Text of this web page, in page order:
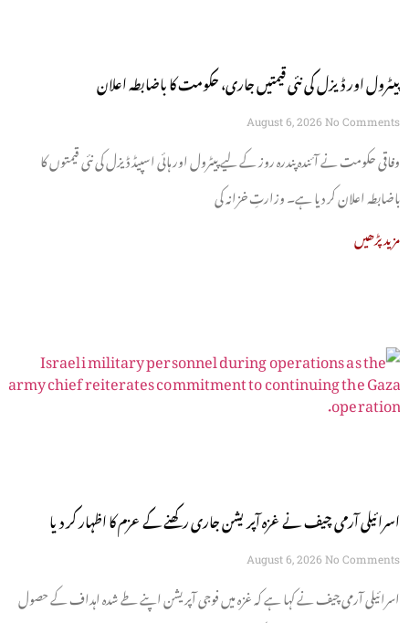
پیٹرول اور ڈیزل کی نئی قیمتیں جاری، حکومت کا باضابطہ اعلان
August 6, 2026 No Comments
وفاقی حکومت نے آئندہ پندرہ روز کے لیے پیٹرول اور ہائی اسپیڈ ڈیزل کی نئی قیمتوں کا
باضابطہ اعلان کر دیا ہے۔ وزارتِ خزانہ کی
مزید پڑھیں
اسرائیلی آرمی چیف نے غزہ آپریشن جاری رکھنے کے عزم کا اظہار کر دیا
August 6, 2026 No Comments
اسرائیلی آرمی چیف نے کہا ہے کہ غزہ میں فوجی آپریشن اپنے طے شدہ اہداف کے حصول